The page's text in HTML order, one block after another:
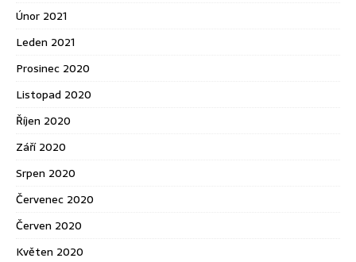
Únor 2021
Leden 2021
Prosinec 2020
Listopad 2020
Říjen 2020
Září 2020
Srpen 2020
Červenec 2020
Červen 2020
Květen 2020